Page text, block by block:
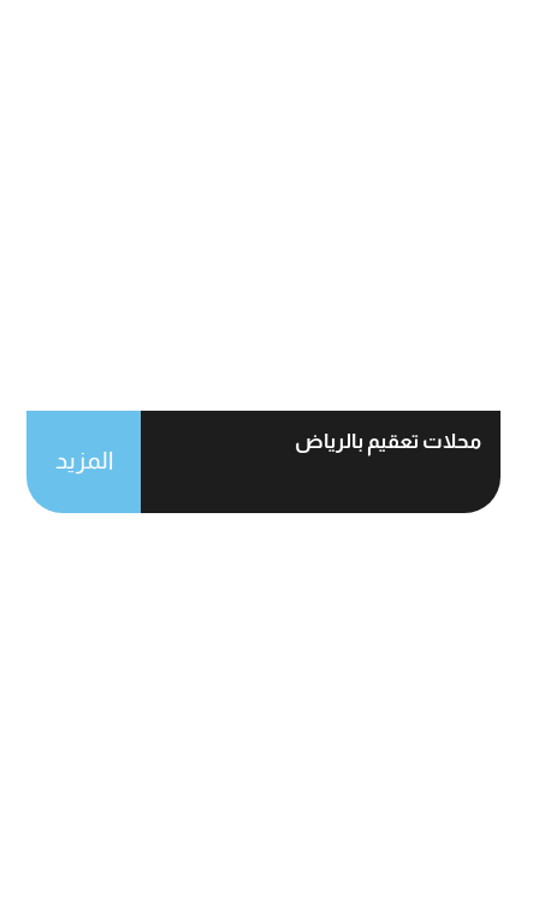
محلات تعقيم بالرياض
المزيد